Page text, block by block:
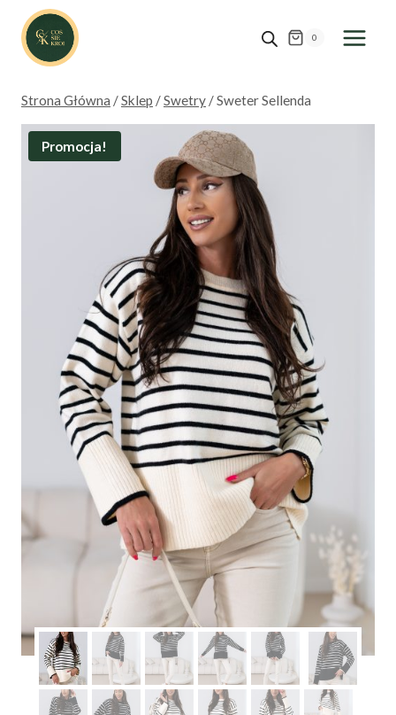
Przejdź
treści
0
Strona Główna /Sklep /Swetry /Sweter Sellenda
Promocja!